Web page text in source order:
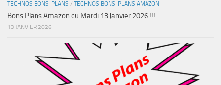
TECHNOS BONS-PLANS / TECHNOS BONS-PLANS AMAZON
Bons Plans Amazon du Mardi 13 Janvier 2026 !!!
13 JANVIER 2026